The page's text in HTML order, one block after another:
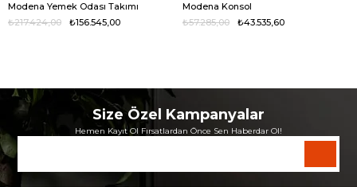
Modena Yemek Odası Takımı
₺156.545,00
₺217.424,00
Modena Konsol
₺43.535,60
₺57.285,00
Size Özel Kampanyalar
Hemen Kayıt Ol Fırsatlardan Önce Sen Haberdar Ol!